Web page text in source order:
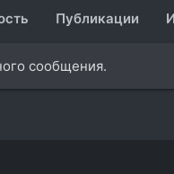
Публикации
сообщения.